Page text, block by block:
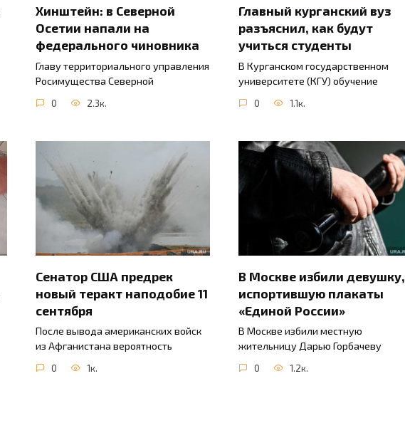
Хинштейн: в Северной
Осетии напали на
федерального чиновника
Главу территориального управления
Росимущества Северной
0 2.3к.
Главный курганский вуз
разъяснил, как будут
учиться студенты
В Курганском государственном
университете (КГУ) обучение
0 1.1к.
Сенатор США предрек
новый теракт наподобие 11
сентября
После вывода американских войск
из Афганистана вероятность
0 1к.
В Москве избили девушку,
испортившую плакаты
«Единой России»
В Москве избили местную
жительницу Дарью Горбачеву
0 1.2к.